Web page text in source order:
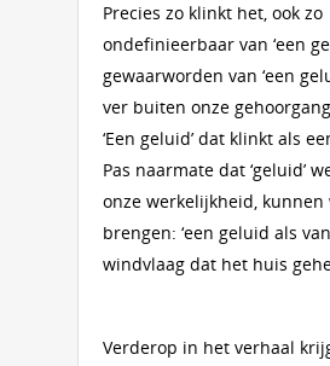
Precies zo klinkt het, ook zo
ondefinieerbaar van ‘een
gewaarworden van ‘een
ver buiten onze
‘Een geluid’ dat klinkt als
Pas naarmate dat ‘geluid’
onze werkelijkheid,
brengen: ‘een geluid als
windvlaag dat het huis
Verderop in het verhaal